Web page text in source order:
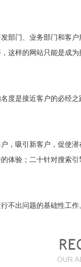
部门、业务部门和客
这样的网站只能是成
度是接近客户的必经
，吸引新客户，促使
体验；二十针对搜索
不出问题的基础性工作